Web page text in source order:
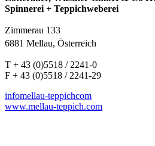
Spinnerei + Teppichweberei
Zimmerau 133
6881 Mellau, Österreich
T + 43 (0)5518 / 2241-0
F + 43 (0)5518 / 2241-29
infomellau-teppichcom
www.mellau-teppich.com